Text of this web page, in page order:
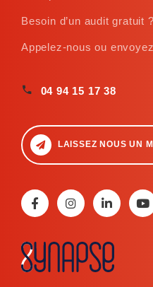
Besoin d’un audit gratuit ?
Appelez-nous ou
04 94 15 17 38
LAISSEZ NOUS UN